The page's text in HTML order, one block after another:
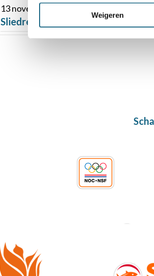
Weigeren
13 november 2025
Sliedrecht viert 90 jaar